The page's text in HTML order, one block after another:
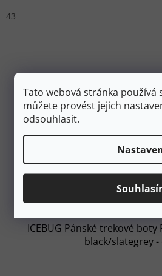
Tato webová stránka používá
můžete provést jejich
odsouhlasit.
43
ICEBUG Pánské trekové boty
black/slategrey -